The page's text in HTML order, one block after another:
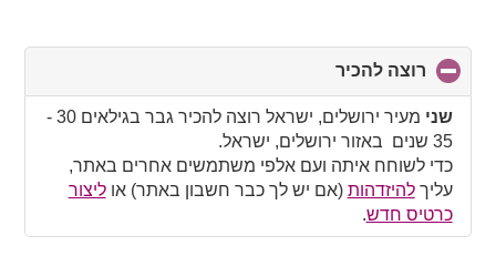
רוצה להכיר
to
collapse
contents
שני
מעיר ירושלים, ישראל רוצה להכיר גבר בגילאים 30 -
35 שנים באזור ירושלים, ישראל.
כדי לשוחח איתה ועם אלפי משתמשים אחרים באתר,
עליךלהיזדהות (אם יש לך כבר חשבון באתר) אוליצור
כרטיס חדש.